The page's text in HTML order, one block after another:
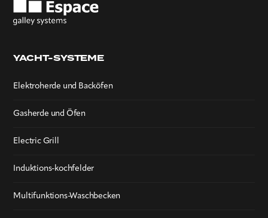
YACHT-SYSTEME
Elektroherde und Backöfen
Gasherde und Öfen
Electric Grill
Induktions-kochfelder
Multifunktions-Waschbecken